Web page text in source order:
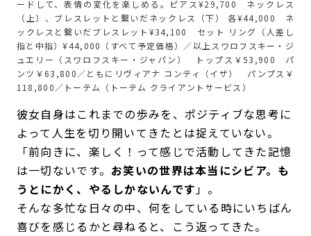
ードして、表情の変化を楽しめる。ピアス¥29,700 ネックレス
（上）、ブレスレットと繋いだネックレス（下） 各¥44,000 ネ
ックレスと繋いだブレスレット¥34,100 セット リング（人差し
指と中指）¥44,000（すべて予定価格）／以上スワロフスキー・ジ
ュエリー（スワロフスキー・ジャパン） トップス￥53,900 パ
ンツ￥63,800／ともにリヴィアナ コンティ（イザ） パンプス￥
118,800／トーテム（トーテム クライアントサービス）
彼女自身はこれまでの歩みを、ポジティブな思考に
よって人生を切り開いてきたとは捉えていない。
「前向きに、楽しく！って感じで活動してきた記憶
は一切ないです。 お笑いの世界は本当にシビア。も
うとにかく、やるしかないんです」。
そんな多忙な日々の中、何をしている時にいちばん
喜びを感じるかと尋ねると、こう返ってきた。